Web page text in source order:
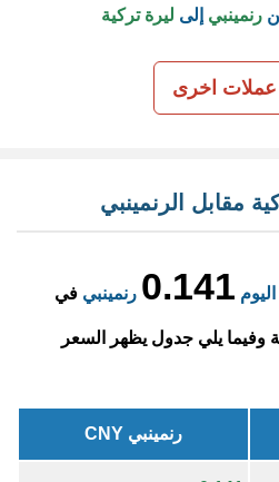
رنمينبي إلى ليرة تركية
عملات اخرى
مقابل الرنمينبي
اليوم 0.141 رنمينبي في
وفيما يلي جدول يظهر السعر
رنمينبي CNY